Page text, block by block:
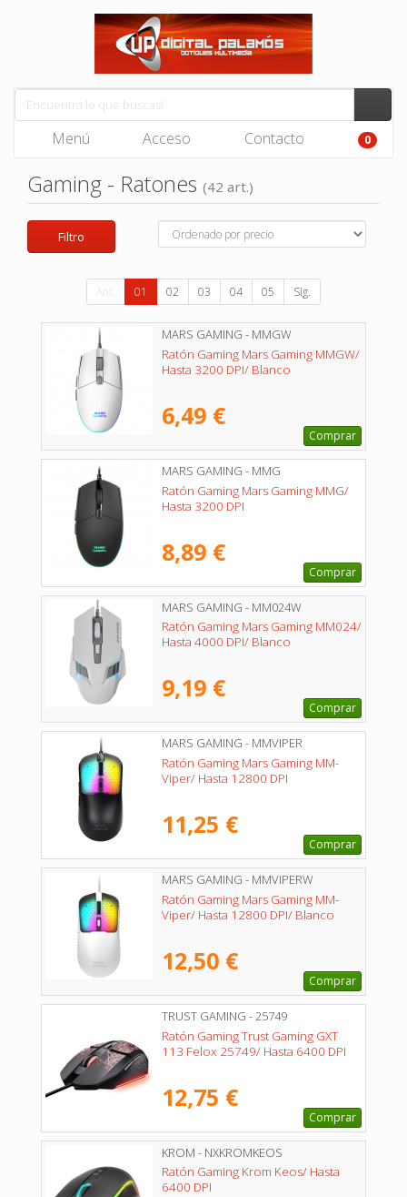
Menú Acceso Contacto 0
Gaming - Ratones (42 art.)
Filtro
Ant. 01 02 03 04 05 Sig.
MARS GAMING - MMGW
Ratón Gaming Mars Gaming MMGW/
Hasta 3200 DPI/ Blanco
6,49 €
Comprar
MARS GAMING - MMG
Ratón Gaming Mars Gaming MMG/
Hasta 3200 DPI
8,89 €
Comprar
MARS GAMING - MM024W
Ratón Gaming Mars Gaming MM024/
Hasta 4000 DPI/ Blanco
9,19 €
Comprar
MARS GAMING - MMVIPER
Ratón Gaming Mars Gaming MM-
Viper/ Hasta 12800 DPI
11,25 €
Comprar
MARS GAMING - MMVIPERW
Ratón Gaming Mars Gaming MM-
Viper/ Hasta 12800 DPI/ Blanco
12,50 €
Comprar
TRUST GAMING - 25749
Ratón Gaming Trust Gaming GXT
113 Felox 25749/ Hasta 6400 DPI
12,75 €
Comprar
KROM - NXKROMKEOS
Ratón Gaming Krom Keos/ Hasta
6400 DPI